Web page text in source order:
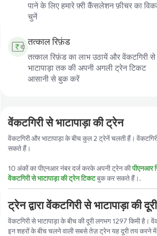
पाने के लिए हमारे फ़्री कैंसलेशन फ़ीचर का
चुनें
तत्काल रिफ़ंड
तत्काल रिफ़ंड का लाभ उठायें और वेंकटगिरी से
भाटापाड़ा तक की अपनी अगली ट्रेन टिकट
आसानी से बुक करें
वेंकटगिरी से भाटापाड़ा की ट्रेन
वेंकटगिरी और भाटापाड़ा के बीच कुल 2 ट्रेनें चलती हैं।
सकते हैं।
10 अंकों का पीएनआर नंबर दर्ज करके अपनी ट्रेन कीपीएनआर
वेंकटगिरी से भाटापाड़ा की ट्रेन टिकटबुक कर सकते हैं।.
ट्रेन द्वारा वेंकटगिरी से भाटापाड़ा की दूरी
वेंकटगिरी से भाटापाड़ा के बीच की दूरी लगभग 1297 किमी है।
इन शहरों के बीच चलने वाली सबसे तेज़ ट्रेन यह दूरी तय